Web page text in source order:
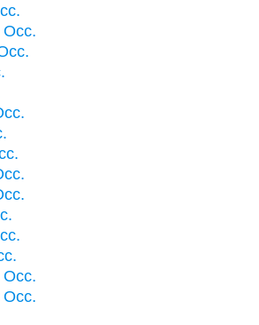
Occ.
Occ.
Occ.